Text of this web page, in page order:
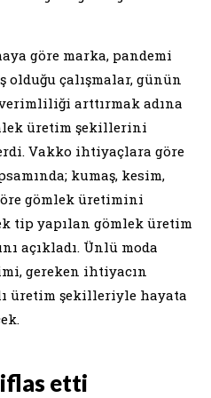
göre marka, pandemi
olduğu çalışmalar, günün
arttırmak adına
üretim şekillerini
Vakko ihtiyaçlara göre
kumaş, kesim,
gömlek üretimini
tip yapılan gömlek üretim
açıkladı. Ünlü moda
gereken ihtiyacın
üretim şekilleriyle hayata
iflas etti